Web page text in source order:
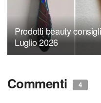
Prodotti beauty
Luglio 2026
Commenti 4